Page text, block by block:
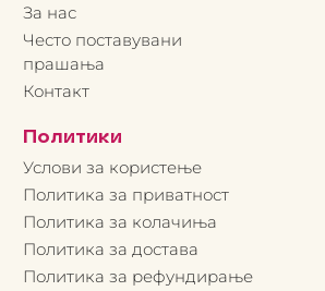
За нас
Често поставувани
прашања
Контакт
Политики
Услови за користење
Политика за приватност
Политика за колачиња
Политика за достава
Политика за рефундирање